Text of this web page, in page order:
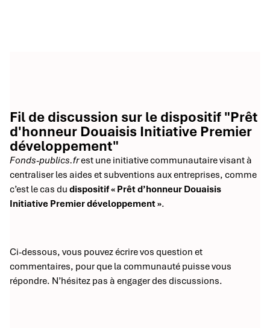
Fil de discussion sur le dispositif "Prêt
d'honneur Douaisis Initiative Premier
développement"
Fonds-publics.frest une initiative communautaire visant à
centraliser les aides et subventions aux entreprises, comme
c’est le cas du dispositif « Prêt d’honneur Douaisis
Initiative Premier développement ».
Ci-dessous, vous pouvez écrire vos question et
commentaires, pour que la communauté puisse vous
répondre. N’hésitez pas à engager des discussions.